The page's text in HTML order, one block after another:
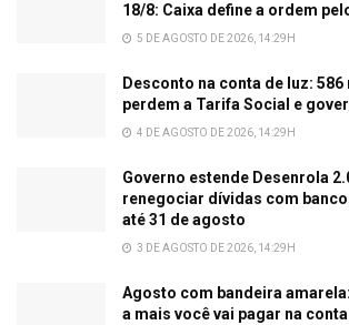
18/8: Caixa define a ordem
5 DE AGOSTO DE 2026, 14:29H
Desconto na conta de luz:
perdem a Tarifa Social e
4 DE AGOSTO DE 2026, 14:29H
Governo estende Desenrola
renegociar dívidas com
até 31 de agosto
3 DE AGOSTO DE 2026, 14:29H
Agosto com bandeira
a mais você vai pagar na